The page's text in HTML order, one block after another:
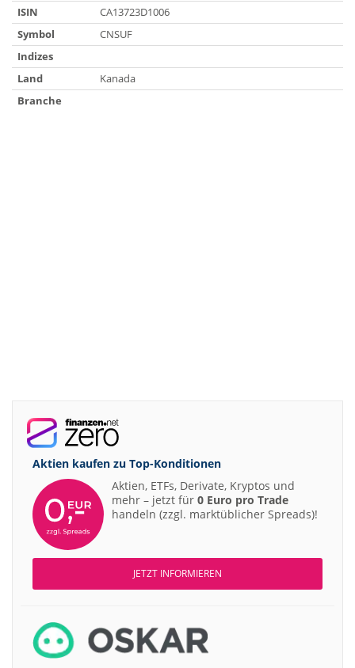
ISIN
CA13723D1006
Symbol
CNSUF
Indizes
Land
Kanada
Branche
Aktien kaufen zu Top-Konditionen
Aktien, ETFs, Derivate, Kryptos und
mehr – jetzt für 0 Euro pro Trade
handeln (zzgl. marktüblicher Spreads)!
JETZT INFORMIEREN